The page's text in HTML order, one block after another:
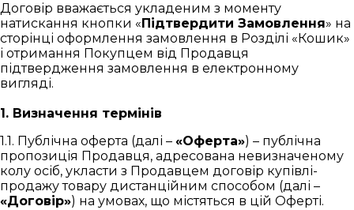
Договір вважається укладеним з моменту
натискання кнопки « Підтвердити Замовлення» на
сторінці оформлення замовлення в Розділі «Кошик»
і отримання Покупцем від Продавця
підтвердження замовлення в електронному
вигляді.
1. Визначення термінів
1.1. Публічна оферта (далі – «Оферта») – публічна
пропозиція Продавця, адресована невизначеному
колу осіб, укласти з Продавцем договір купівлі-
продажу товару дистанційним способом (далі –
«Договір») на умовах, що містяться в цій Оферті.